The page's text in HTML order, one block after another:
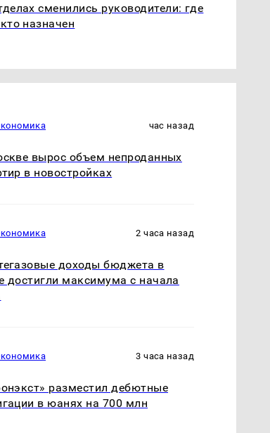
сменились руководители: где
назначен
час назад
вырос объем непроданных
в новостройках
2 часа назад
доходы бюджета в
достигли максимума с начала
3 часа назад
разместил дебютные
в юанях на 700 млн